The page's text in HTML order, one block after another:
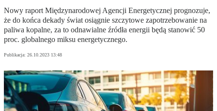
Nowy raport Międzynarodowej Agencji Energetycznej prognozuje,
że do końca dekady świat osiągnie szczytowe zapotrzebowanie na
paliwa kopalne, za to odnawialne źródła energii będą stanowić 50
proc. globalnego miksu energetycznego.
Publikacja: 26.10.2023 13:48